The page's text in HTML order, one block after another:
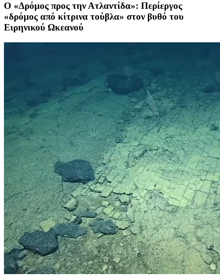
Ο «Δρόμος προς την Ατλαντίδα»: Περίεργος
«δρόμος από κίτρινα τούβλα» στον βυθό του
Ειρηνικού Ωκεανού